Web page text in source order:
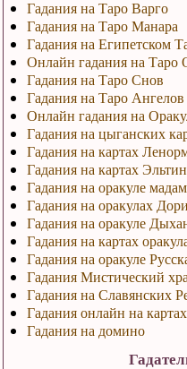
Гадания на Таро Варго
Гадания на Таро Манара
Гадания на Египетском
Онлайн гадания на
Гадания на Таро Снов
Гадания на Таро Ангелов
Онлайн гадания на
Гадания на цыганских
Гадания на картах
Гадания на картах
Гадания на оракуле
Гадания на оракулах
Гадания на оракуле
Гадания на картах
Гадания на оракуле
Гадания Мистический
Гадания на Славянских
Гадания онлайн на
Гадания на домино